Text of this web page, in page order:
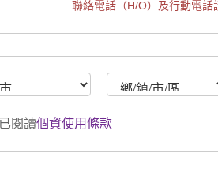
聯絡電話（H/O）及行動電話
閱讀個資使用條款